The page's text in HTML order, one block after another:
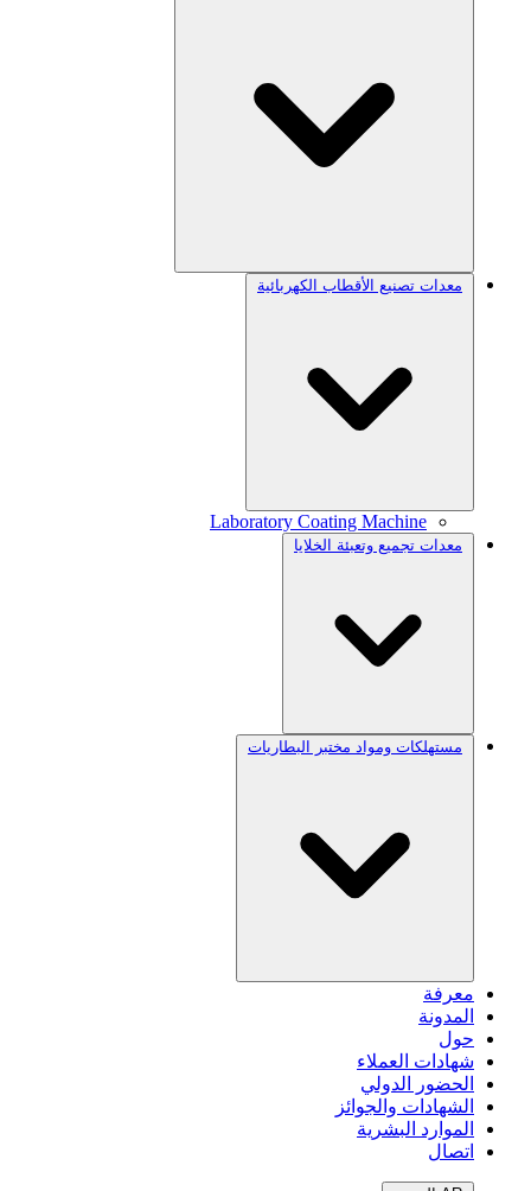
معدات تصنيع الأقطاب الكهربائية
Laboratory Coating Machine
معدات تجميع وتعبئة الخلايا
مستهلكات ومواد مختبر البطاريات
معرفة
المدونة
حول
شهادات العملاء
الحضور الدولي
الشهادات والجوائز
الموارد البشرية
اتصال